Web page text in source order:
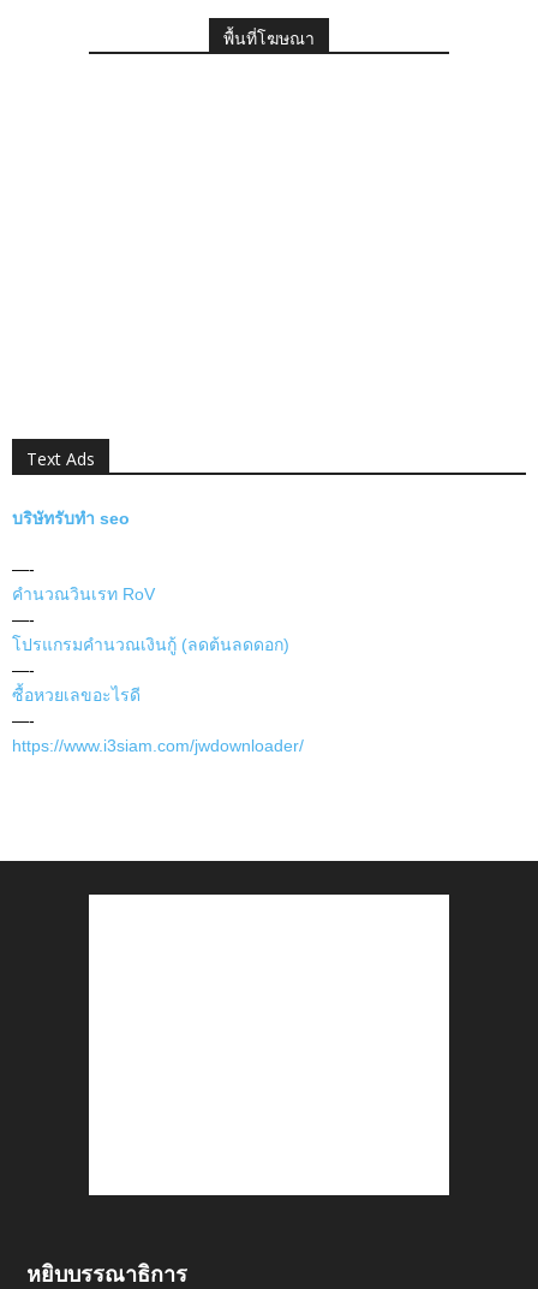
พื้นที่โฆษณา
Text Ads
บริษัทรับทำ seo
—-
คำนวณวินเรท RoV
—-
โปรแกรมคำนวณเงินกู้ (ลดต้นลดดอก)
—-
ซื้อหวยเลขอะไรดี
—-
https://www.i3siam.com/jwdownloader/
หยิบบรรณาธิการ